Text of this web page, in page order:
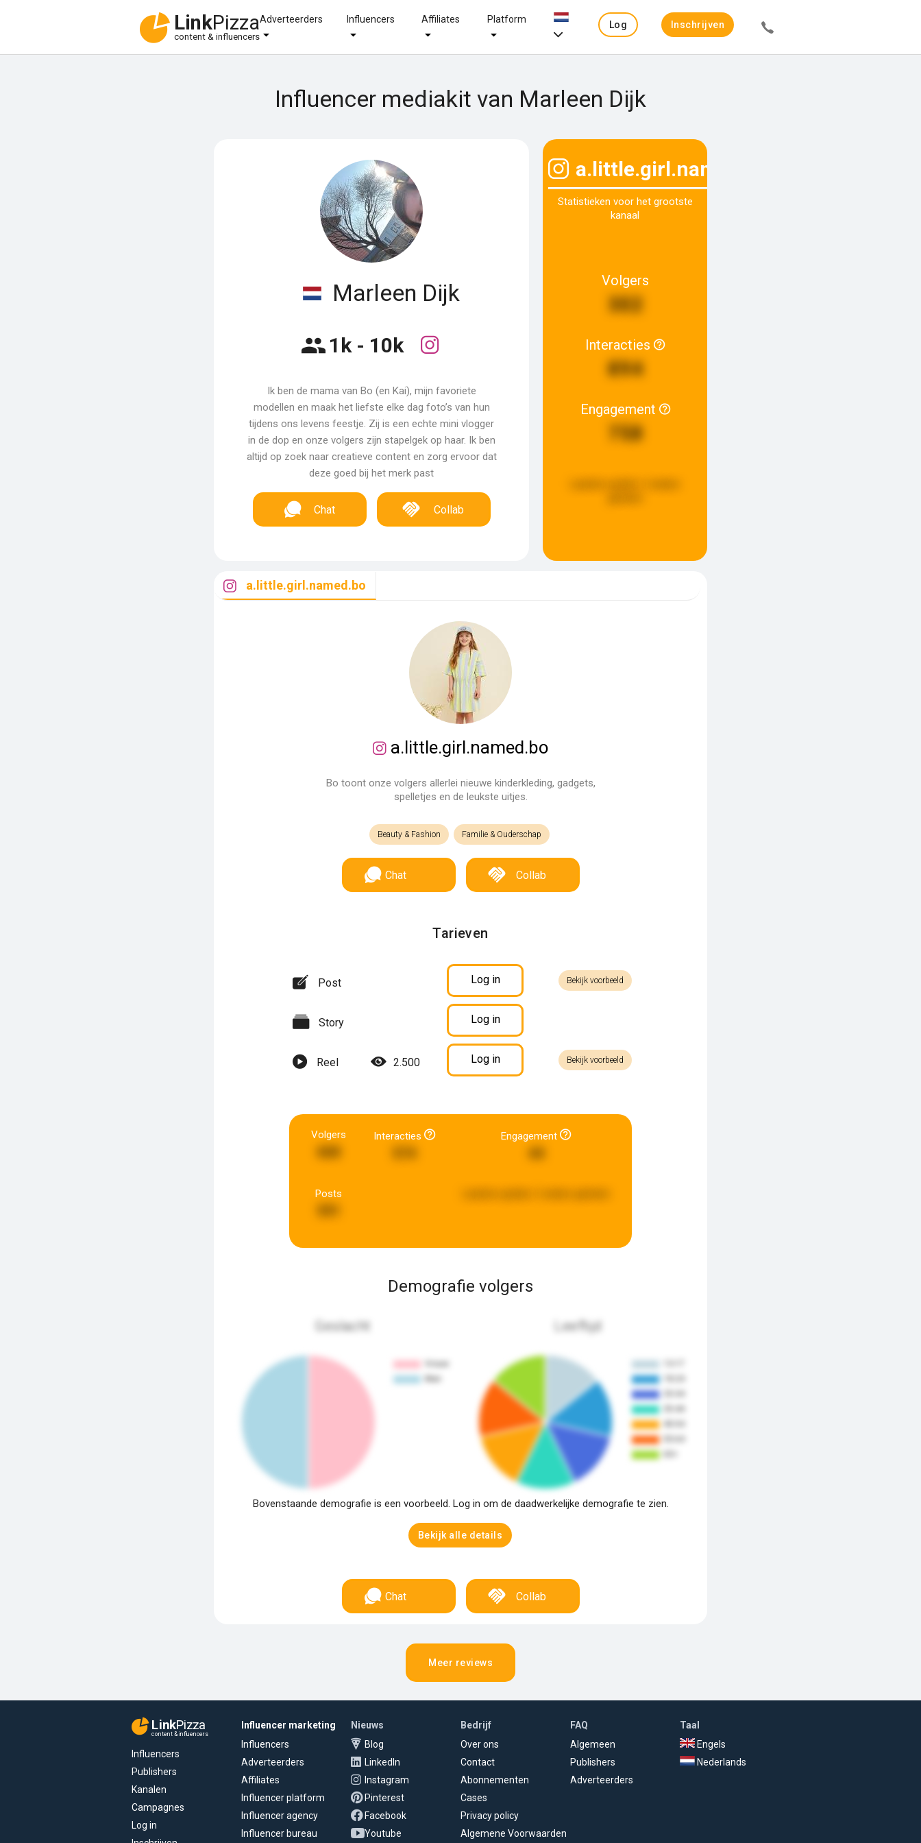
LinkPizza
content & influencers
Adverteerders Influencers Affiliates Platform
Log
Inschrijven
Influencer mediakit van Marleen Dijk
Marleen Dijk
1k - 10k
Ik ben de mama van Bo (en Kai), mijn favoriete
modellen en maak het liefste elke dag foto’s van hun
tijdens ons levens feestje. Zij is een echte mini vlogger
in de dop en onze volgers zijn stapelgek op haar. Ik ben
altijd op zoek naar creatieve content en zorg ervoor dat
deze goed bij het merk past
Chat Collab
a.little.girl.named.bo
Statistieken voor het grootste
kanaal
Volgers
302
Interacties
894
Engagement
758
a.little.girl.named.bo
a.little.girl.named.bo
Bo toont onze volgers allerlei nieuwe kinderkleding, gadgets,
spelletjes en de leukste uitjes.
Beauty & Fashion Familie & Ouderschap
Chat Collab
Tarieven
Post Log in Bekijk voorbeeld
Story Log in
Reel 2.500 Log in Bekijk voorbeeld
Volgers
668
Interacties Engagement
Posts
Demografie volgers
Geslacht Leeftijd
Bovenstaande demografie is een voorbeeld. Log in om de daadwerkelijke demografie te zien.
Bekijk alle details
Chat Collab
Meer reviews
LinkPizza
content & influencers
Influencers
Publishers
Kanalen
Campagnes
Log in
Influencer marketing
Influencers
Adverteerders
Affiliates
Influencer platform
Influencer agency
Influencer bureau
Nieuws
Blog
LinkedIn
Instagram
Pinterest
Facebook
Youtube
Bedrijf
Over ons
Contact
Abonnementen
Cases
Privacy policy
Algemene Voorwaarden
FAQ
Algemeen
Publishers
Adverteerders
Taal
Engels
Nederlands